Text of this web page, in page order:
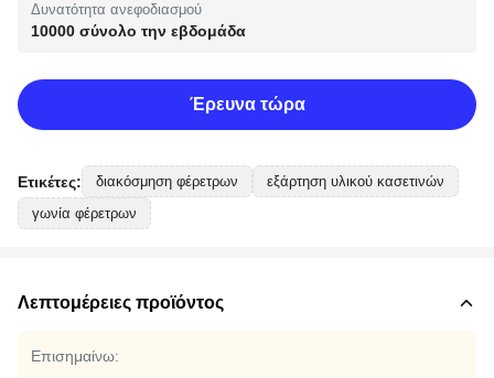
Δυνατότητα ανεφοδιασμού
10000 σύνολο την εβδομάδα
Έρευνα τώρα
Ετικέτες: διακόσμηση φέρετρων
εξάρτηση υλικού κασετινών
γωνία φέρετρων
Λεπτομέρειες προϊόντος
Επισημαίνω: